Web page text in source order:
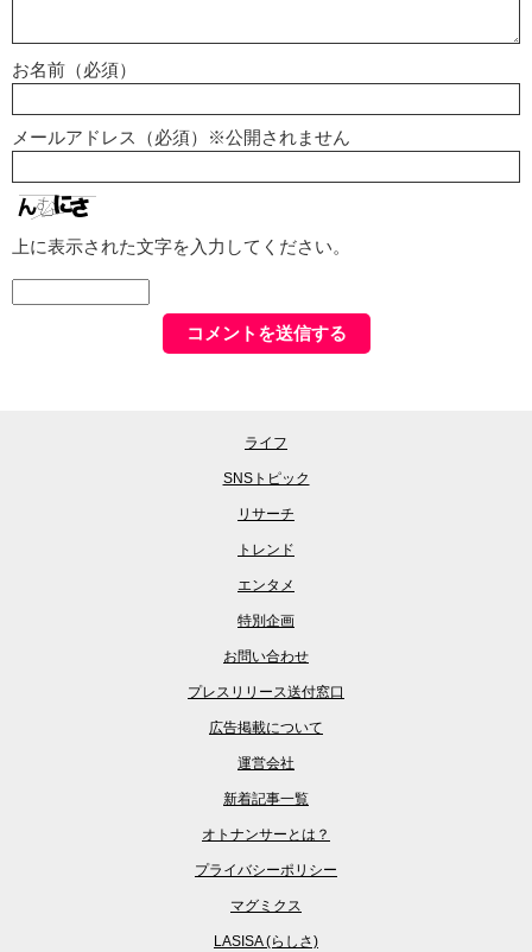
お名前（必須）
メールアドレス（必須）※公開されません
上に表示された文字を入力してください。
ライフ
SNSトピック
リサーチ
トレンド
エンタメ
特別企画
お問い合わせ
プレスリリース送付窓口
広告掲載について
運営会社
新着記事一覧
オトナンサーとは？
プライバシーポリシー
マグミクス
LASISA (らしさ)